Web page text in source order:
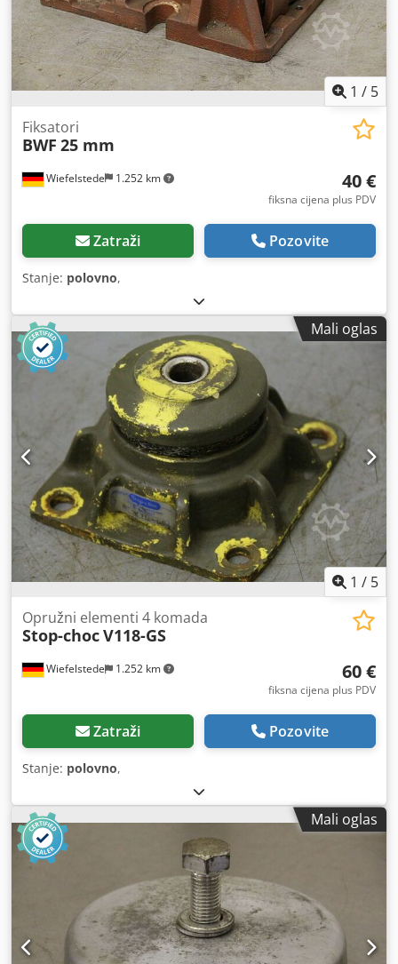
1 / 5
Wiefelstede 1.252 km
Fiksatori
BWF 25 mm
40 €
fiksna cijena plus PDV
Zatraži Pozovite
Stanje: polovno,
Mali oglas
1 / 5
Wiefelstede 1.252 km
Opružni elementi 4 komada
Stop-chocV118-GS
60 €
fiksna cijena plus PDV
Zatraži Pozovite
Stanje: polovno,
Mali oglas